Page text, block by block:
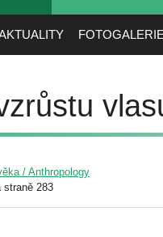
/ Anthropology
straně 283